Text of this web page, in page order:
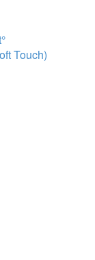
Touch)